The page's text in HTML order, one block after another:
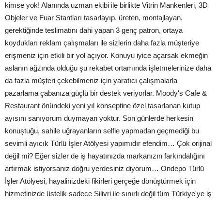
kimse yok! Alanında uzman ekibi ile birlikte Vitrin Mankenleri, 3D
Objeler ve Fuar Stantları tasarlayıp, üreten, montajlayan,
gerektiğinde teslimatını dahi yapan 3 genç patron, ortaya
koydukları reklam çalışmaları ile sizlerin daha fazla müşteriye
erişmeniz için etkili bir yol açıyor. Konuyu iyice açarsak ekmeğin
aslanın ağzında olduğu şu rekabet ortamında işletmelerinize daha
da fazla müşteri çekebilmeniz için yaratıcı çalışmalarla
pazarlama çabanıza güçlü bir destek veriyorlar. Moody's Cafe &
Restaurant önündeki yeni yıl konseptine özel tasarlanan kutup
ayısını sanıyorum duymayan yoktur. Son günlerde herkesin
konuştuğu, sahile uğrayanların selfie yapmadan geçmediği bu
sevimli ayıcık Türlü İşler Atölyesi yapımıdır efendim… Çok orijinal
değil mi? Eğer sizler de iş hayatınızda markanızın farkındalığını
artırmak istiyorsanız doğru yerdesiniz diyorum… Ondepo Türlü
İşler Atölyesi, hayalinizdeki fikirleri gerçeğe dönüştürmek için
hizmetinizde üstelik sadece Silivri ile sınırlı değil tüm Türkiye'ye iş